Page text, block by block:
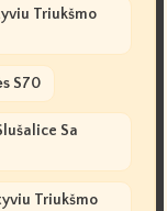
Triukšmo
S70
Sa
Triukšmo